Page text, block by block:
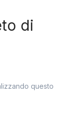
di
questo